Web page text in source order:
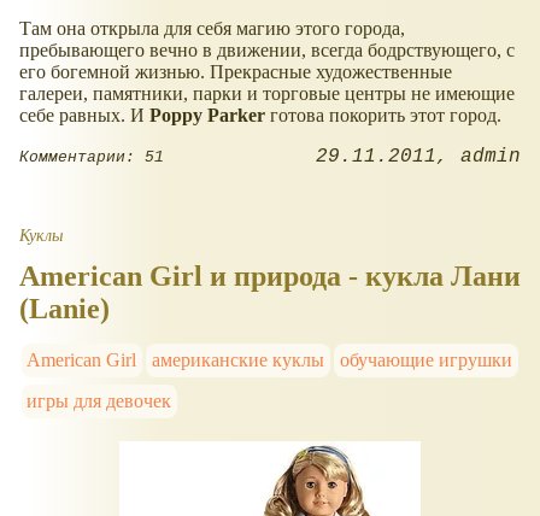
Там она открыла для себя магию этого города,
пребывающего вечно в движении, всегда бодрствующего, с
его богемной жизнью. Прекрасные художественные
галереи, памятники, парки и торговые центры не имеющие
себе равных. И Poppy Parker готова покорить этот город.
Комментарии: 51 29.11.2011 admin
Куклы
American Girl и природа - кукла Лани
(Lanie)
American Girl американские куклы
обучающие игрушки
игры для девочек